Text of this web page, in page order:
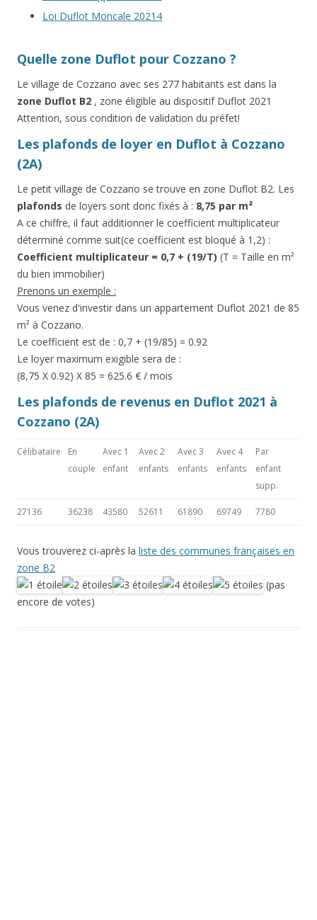
Loi Duflot Moncale 20214
Quelle zone Duflot pour Cozzano ?
Le village de Cozzano avec ses 277 habitants est dans la
zone Duflot B2 , zone éligible au dispositif Duflot 2021
Attention, sous condition de validation du préfet!
Les plafonds de loyer en Duflot à Cozzano
(2A)
Le petit village de Cozzano se trouve en zone Duflot B2. Les
plafonds de loyers sont donc fixés à : 8,75 par m²
A ce chiffre, il faut additionner le coefficient multiplicateur
déterminé comme suit(ce coefficient est bloqué à 1,2) :
Coefficient multiplicateur = 0,7 + (19/T) (T = Taille en m²
du bien immobilier)
Prenons un exemple :
Vous venez d'investir dans un appartement Duflot 2021 de 85
m² à Cozzano.
Le coefficient est de : 0,7 + (19/85) = 0.92
Le loyer maximum exigible sera de :
(8,75 X 0.92) X 85 = 625.6 € / mois
Les plafonds de revenus en Duflot 2021 à
Cozzano (2A)
Célibataire
En
couple
Avec 1
enfant
Avec 2
enfants
Avec 3
enfants
Avec 4
enfants
Par
enfant
supp.
27136 36238 43580 52611 61890 69749 7780
Vous trouverez ci-après la liste des communes françaises en
zone B2
(pas
encore de votes)